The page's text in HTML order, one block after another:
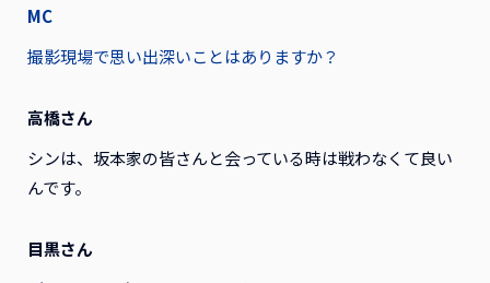
MC
撮影現場で思い出深いことはありますか？
高橋さん
シンは、坂本家の皆さんと会っている時は戦わなくて良い
んです。
目黒さん